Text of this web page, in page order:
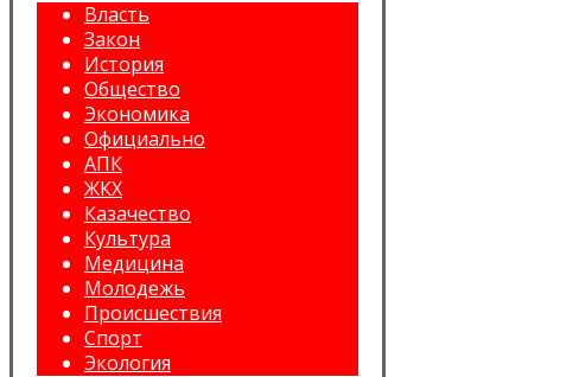
Власть
Закон
История
Общество
Экономика
Официально
АПК
ЖКХ
Казачество
Культура
Медицина
Молодежь
Происшествия
Спорт
Экология